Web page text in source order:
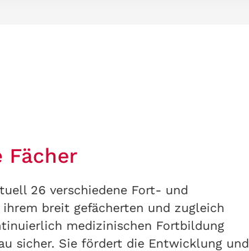
Fächer
26 verschiedene Fort- und
breit gefächerten und zugleich
medizinischen Fortbildung
sicher. Sie fördert die Entwicklung und